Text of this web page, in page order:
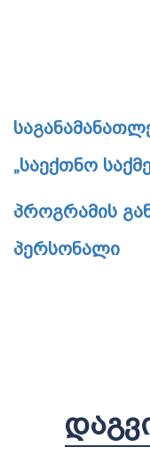
„საექთნო
პროგრამის
პერსონალი